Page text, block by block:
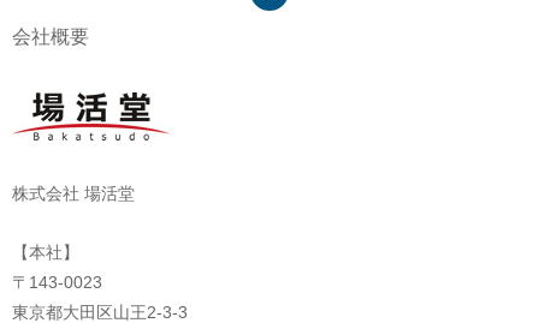
会社概要
株式会社 場活堂
【本社】
〒143-0023
東京都大田区山王2-3-3